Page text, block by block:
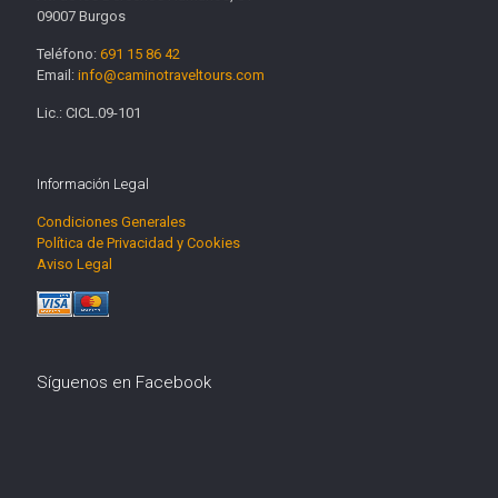
09007 Burgos
Teléfono: 691 15 86 42
Email: info@caminotraveltours.com
Lic.: CICL.09-101
Información Legal
Condiciones Generales
Política de Privacidad y Cookies
Aviso Legal
Síguenos en Facebook